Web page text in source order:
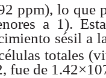
ppm), lo que
a 1).
sésil a
totales
fue de